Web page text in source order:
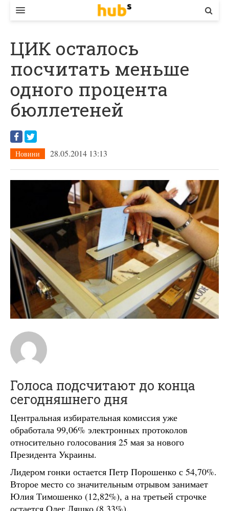
ЕКОНОМІКА
БІЗНЕС
СТАРТЕР
КОНТАКТИ
ЦИК осталось
посчитать меньше
одного процента
бюллетеней
Новини 28.05.2014 13:13
Голоса подсчитают до конца
сегодняшнего дня
Центральная избирательная комиссия уже
обработала 99,06% электронных протоколов
относительно голосования 25 мая за нового
Президента Украины.
Лидером гонки остается Петр Порошенко с 54,70%.
Второе место со значительным отрывом занимает
Юлия Тимошенко (12,82%), а на третьей строчке